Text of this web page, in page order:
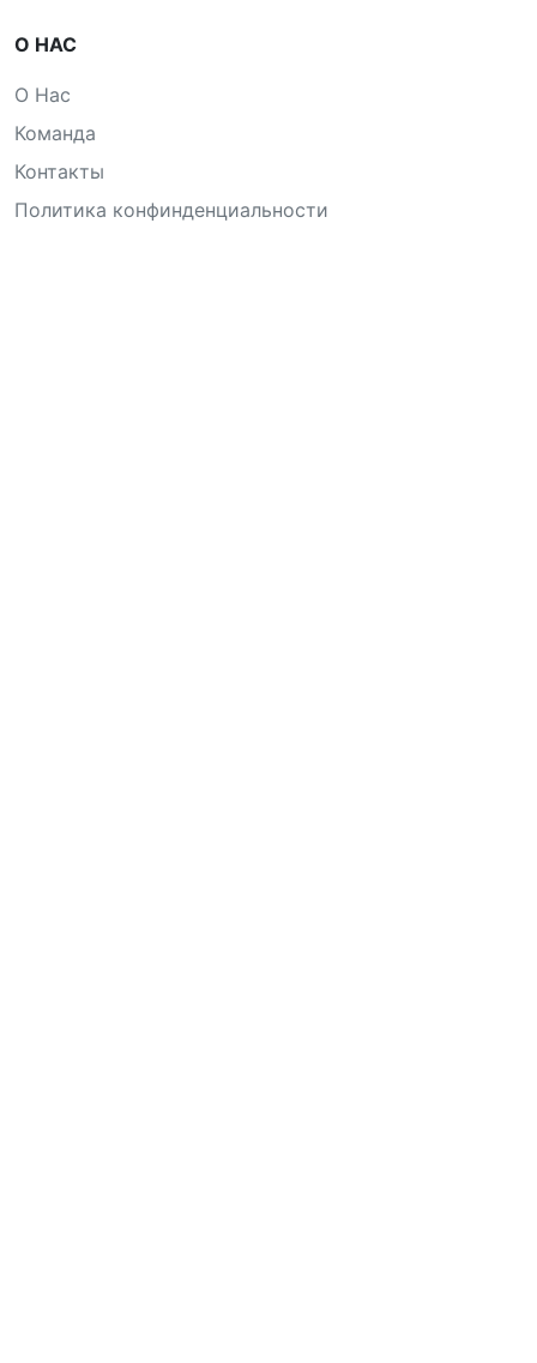
О НАС
О Нас
Команда
Контакты
Политика конфинденциальности